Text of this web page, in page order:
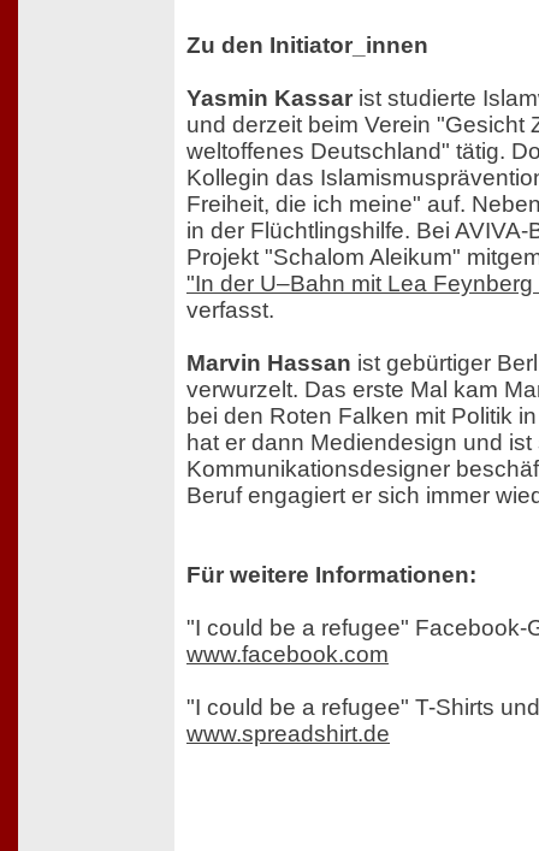
Zu den Initiator_innen
Yasmin Kassar ist studierte
und derzeit beim Verein "Gesicht
weltoffenes Deutschland" tätig.
Kollegin das
Freiheit, die ich meine" auf.
in der Flüchtlingshilfe. Bei
Projekt "Schalom Aleikum"
"In der U–Bahn mit Lea
verfasst.
Marvin Hassan ist gebürtiger
verwurzelt. Das erste Mal kam
bei den Roten Falken mit Politik
hat er dann Mediendesign und ist
Kommunikationsdesigner
Beruf engagiert er sich immer
Für weitere Informationen:
"I could be a refugee" Facebook-
www.facebook.com
"I could be a refugee" T-Shirts
www.spreadshirt.de